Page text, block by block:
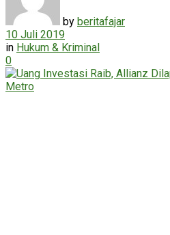
by beritafajar
10 Juli 2019
in Hukum & Kriminal
0